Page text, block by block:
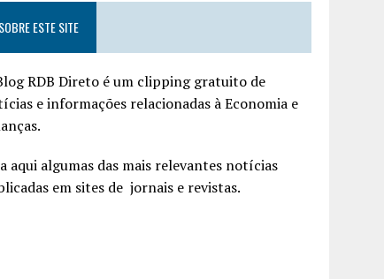
SOBRE ESTE SITE
RDB Direto é um clipping gratuito de
e informações relacionadas à Economia e
aqui algumas das mais relevantes notícias
em sites de jornais e revistas.